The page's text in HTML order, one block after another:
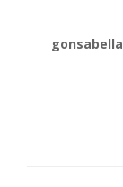
gonsabella